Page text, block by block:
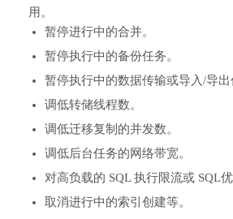
用。
暂停进行中的合并。
暂停执行中的备份任务。
暂停执行中的数据传输或导入/导出
调低转储线程数。
调低迁移复制的并发数。
调低后台任务的网络带宽。
对高负载的 SQL 执行限流或 SQL优
取消进行中的索引创建等。